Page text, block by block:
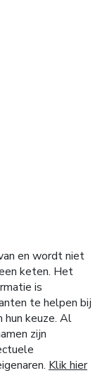
en wordt niet
keten. Het
is
te helpen bij
hun keuze. Al
zijn
Klik hier